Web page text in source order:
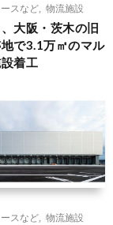
スなど
物流施設
大阪・茨木の旧
で3.1万㎡のマル
着工
スなど
物流施設